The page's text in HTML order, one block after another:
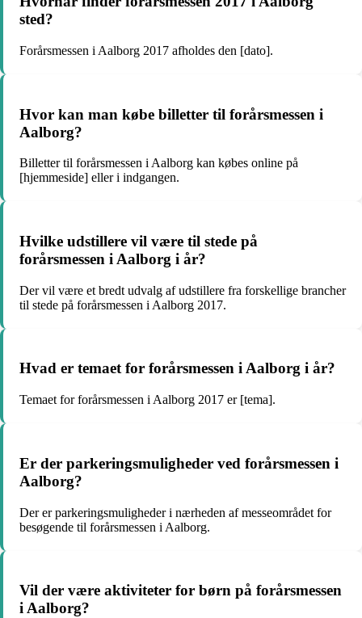
sted?
Forårsmessen i Aalborg 2017 afholdes den [dato].
Hvor kan man købe billetter til forårsmessen i
Aalborg?
Billetter til forårsmessen i Aalborg kan købes online på
[hjemmeside] eller i indgangen.
Hvilke udstillere vil være til stede på
forårsmessen i Aalborg i år?
Der vil være et bredt udvalg af udstillere fra forskellige brancher
til stede på forårsmessen i Aalborg 2017.
Hvad er temaet for forårsmessen i Aalborg i år?
Temaet for forårsmessen i Aalborg 2017 er [tema].
Er der parkeringsmuligheder ved forårsmessen i
Aalborg?
Der er parkeringsmuligheder i nærheden af messeområdet for
besøgende til forårsmessen i Aalborg.
Vil der være aktiviteter for børn på forårsmessen
i Aalborg?